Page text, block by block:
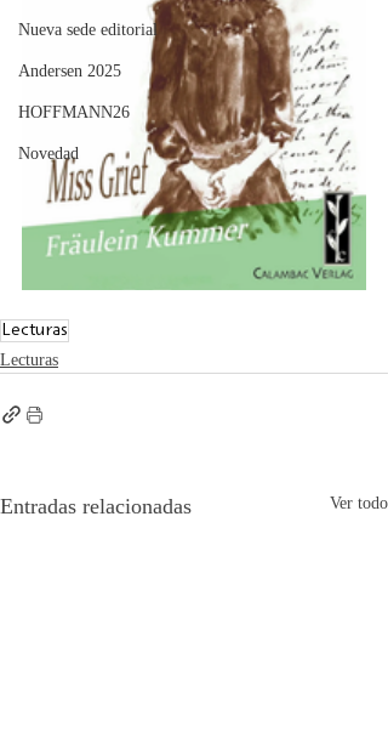
Nueva sede editorial
Andersen 2025
HOFFMANN26
Novedad
Lecturas
Lecturas
Entradas relacionadas Ver todo